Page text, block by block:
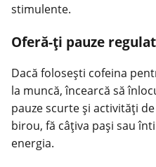
stimulente.
Oferă-ți pauze
Dacă folosești cofeina
la muncă, încearcă să
pauze scurte și activități
birou, fă câțiva pași sau
energia.